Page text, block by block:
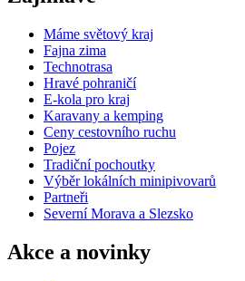
Máme světový kraj
Fajna zima
Technotrasa
Hravé pohraničí
E-kola pro kraj
Karavany a kemping
Ceny cestovního ruchu
Pojez
Tradiční pochoutky
Výběr lokálních minipivovarů
Partneři
Severní Morava a Slezsko
Akce a novinky